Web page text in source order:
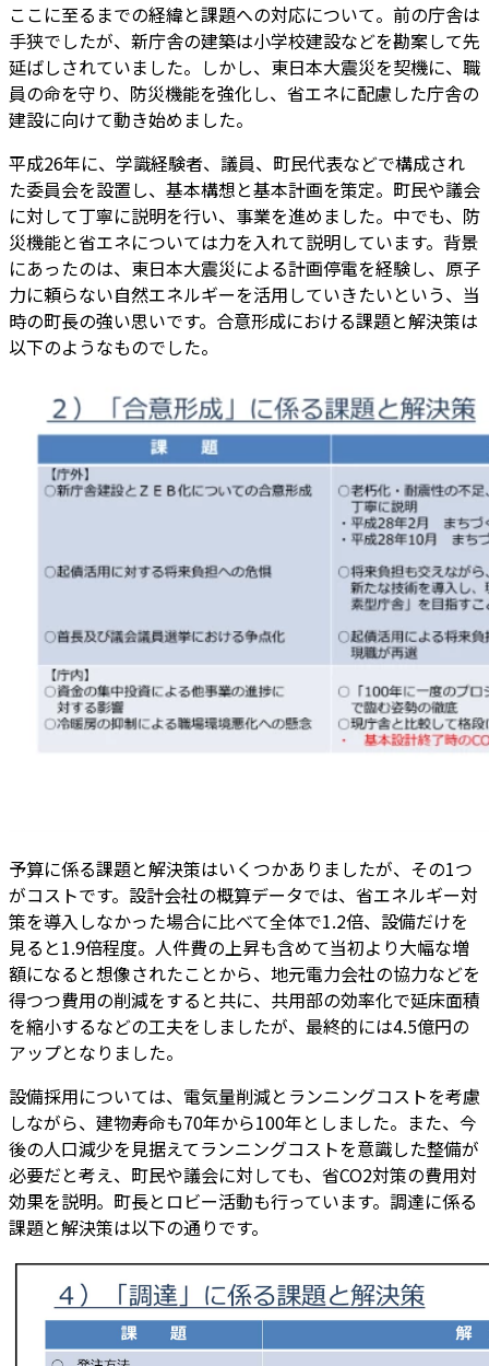
ここに至るまでの経緯と課題への対応について。前の庁舎は
手狭でしたが、新庁舎の建築は小学校建設などを勘案して先
延ばしされていました。しかし、東日本大震災を契機に、職
員の命を守り、防災機能を強化し、省エネに配慮した庁舎の
建設に向けて動き始めました。
平成26年に、学識経験者、議員、町民代表などで構成され
た委員会を設置し、基本構想と基本計画を策定。町民や議会
に対して丁寧に説明を行い、事業を進めました。中でも、防
災機能と省エネについては力を入れて説明しています。背景
にあったのは、東日本大震災による計画停電を経験し、原子
力に頼らない自然エネルギーを活用していきたいという、当
時の町長の強い思いです。合意形成における課題と解決策は
以下のようなものでした。
予算に係る課題と解決策はいくつかありましたが、その1つ
がコストです。設計会社の概算データでは、省エネルギー対
策を導入しなかった場合に比べて全体で1.2倍、設備だけを
見ると1.9倍程度。人件費の上昇も含めて当初より大幅な増
額になると想像されたことから、地元電力会社の協力などを
得つつ費用の削減をすると共に、共用部の効率化で延床面積
を縮小するなどの工夫をしましたが、最終的には4.5億円の
アップとなりました。
設備採用については、電気量削減とランニングコストを考慮
しながら、建物寿命も70年から100年としました。また、今
後の人口減少を見据えてランニングコストを意識した整備が
必要だと考え、町民や議会に対しても、省CO2対策の費用対
効果を説明。町長とロビー活動も行っています。調達に係る
課題と解決策は以下の通りです。